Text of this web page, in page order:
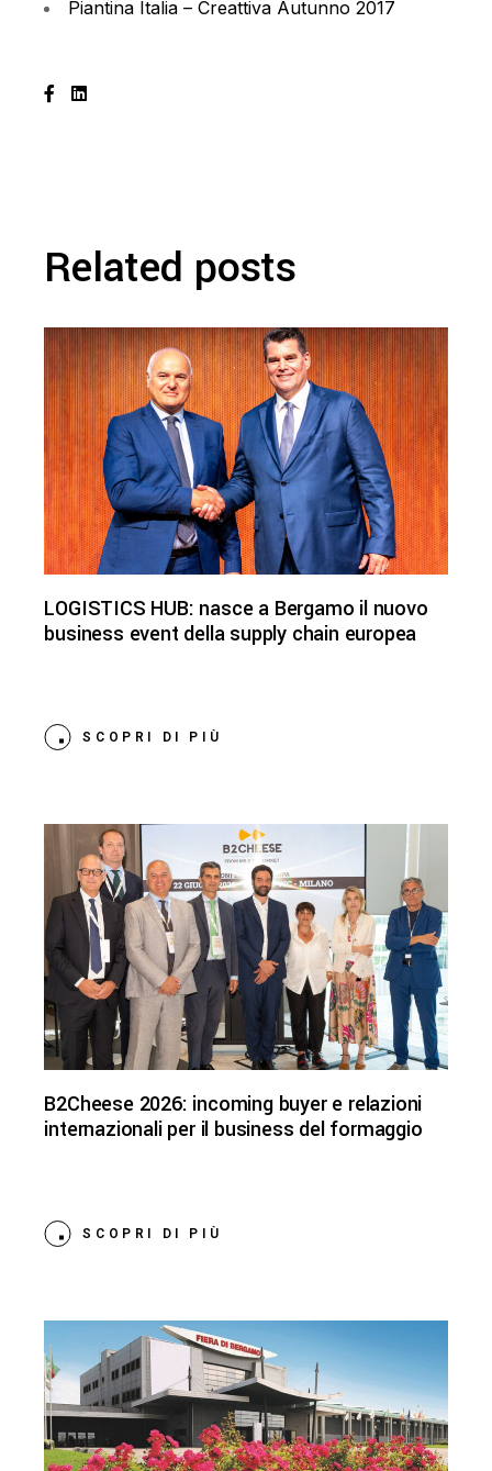
Piantina Italia – Creattiva Autunno 2017
Related posts
LOGISTICS HUB: nasce a Bergamo il nuovo
business event della supply chain europea
SCOPRI DI PIÙ
B2Cheese 2026: incoming buyer e relazioni
internazionali per il business del formaggio
SCOPRI DI PIÙ